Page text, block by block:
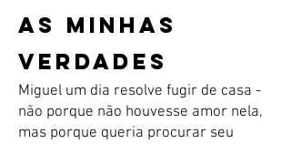
AS MINHAS
VERDADES
Miguel um dia resolve fugir de casa -
não porque não houvesse amor nela,
mas porque queria procurar seu